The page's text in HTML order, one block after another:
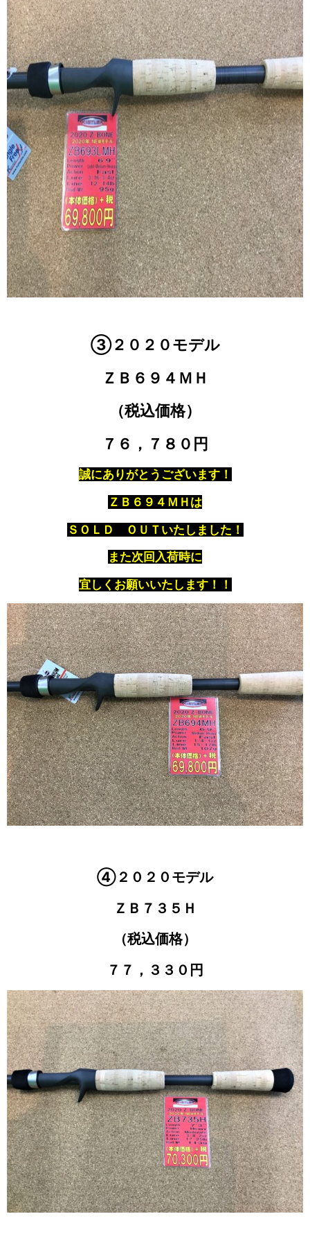
③２０２０モデル
ＺＢ６９４ＭＨ
（税込価格）
７６，７８０円
誠にありがとうございます！
ＺＢ６９４ＭＨは
ＳＯＬＤ ＯＵＴいたしました！
また次回入荷時に
宜しくお願いいたします！！
④２０２０モデル
ＺＢ７３５Ｈ
（税込価格）
７７，３３０円